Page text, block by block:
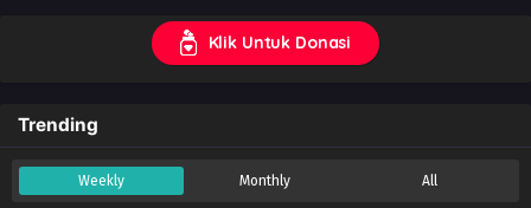
Klik Untuk Donasi
Trending
Weekly Monthly All